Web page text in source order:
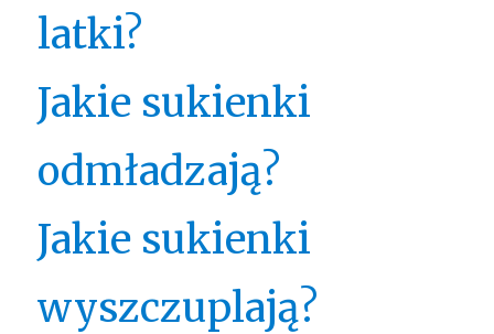
latki?
Jakie sukienki
odmładzają?
Jakie sukienki
wyszczuplają?